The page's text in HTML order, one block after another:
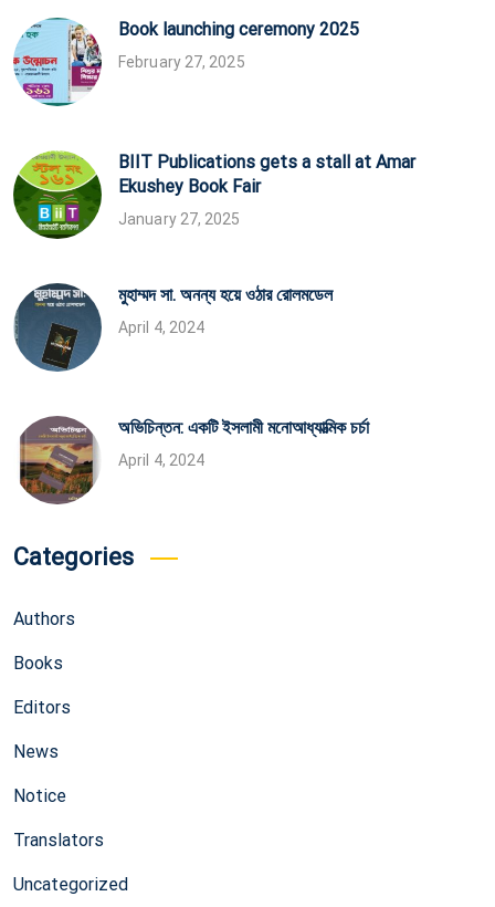
Book launching ceremony 2025
February 27, 2025
BIIT Publications gets a stall at Amar
Ekushey Book Fair
January 27, 2025
মুহাম্মদ সা. অনন্য হয়ে ওঠার রোলমডেল
April 4, 2024
অভিচিন্তন: একটি ইসলামী মনোআধ্যাত্মিক চর্চা
April 4, 2024
Categories
Authors
Books
Editors
News
Notice
Translators
Uncategorized